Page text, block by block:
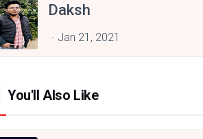
Daksh
Jan 21, 2021
You'll Also Like